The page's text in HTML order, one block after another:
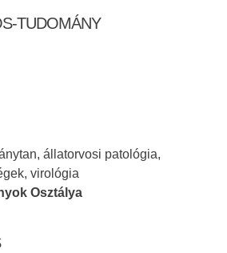
TUDOMÁNY
állatorvosi patológia,
virológia
Osztálya